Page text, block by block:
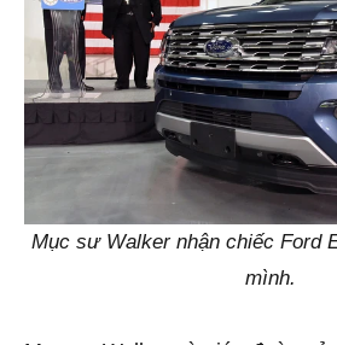
Mục sư Walker nhận chiếc Ford
mình.